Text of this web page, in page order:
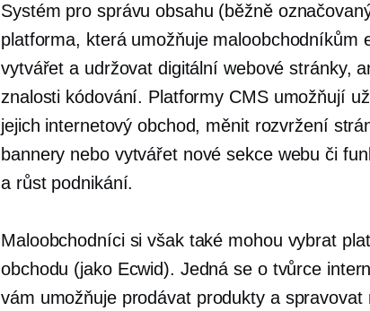
Systém pro správu obsahu (běžně
platforma, která umožňuje maloobchodníkům
vytvářet a udržovat digitální webové stránky,
znalosti kódování. Platformy CMS umožňují
jejich internetový obchod, měnit rozvržení
bannery nebo vytvářet nové sekce webu či
a růst podnikání.
Maloobchodníci si však také mohou vybrat
obchodu (jako Ecwid). Jedná se o tvůrce
vám umožňuje prodávat produkty a